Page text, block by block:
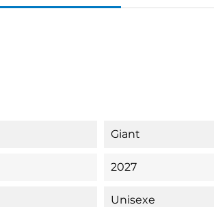
Giant
2027
Unisexe